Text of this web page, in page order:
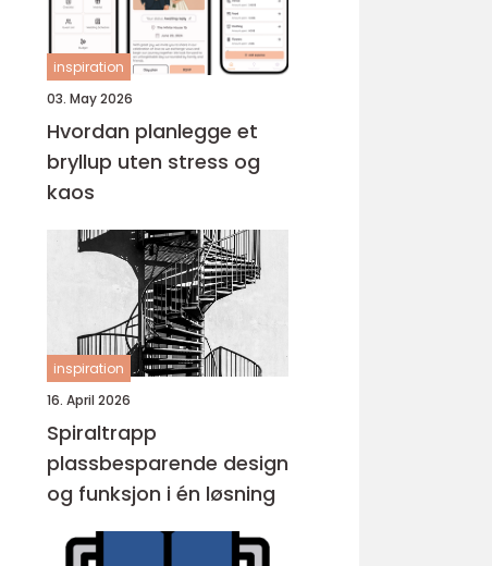
inspiration
03. May 2026
Hvordan planlegge et
bryllup uten stress og
kaos
inspiration
16. April 2026
Spiraltrapp
plassbesparende design
og funksjon i én løsning